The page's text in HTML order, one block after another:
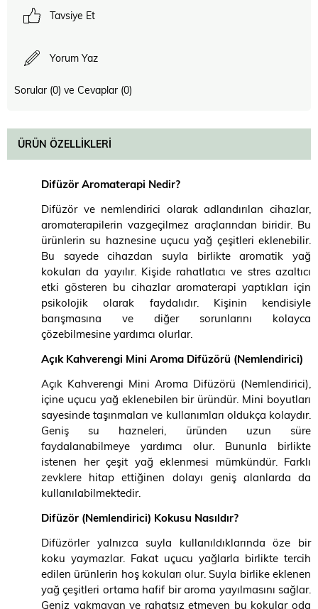
Tavsiye Et
Yorum Yaz
Sorular (0) ve Cevaplar (0)
ÜRÜN ÖZELLIKLERI
Difüzör Aromaterapi Nedir?
Difüzör ve nemlendirici olarak adlandırılan cihazlar,
aromaterapilerin vazgeçilmez araçlarından biridir. Bu
ürünlerin su haznesine uçucu yağ çeşitleri eklenebilir.
Bu sayede cihazdan suyla birlikte aromatik yağ
kokuları da yayılır. Kişide rahatlatıcı ve stres azaltıcı
etki gösteren bu cihazlar aromaterapi yaptıkları için
psikolojik olarak faydalıdır. Kişinin kendisiyle
barışmasına ve diğer sorunlarını kolayca
çözebilmesine yardımcı olurlar.
Açık Kahverengi Mini Aroma Difüzörü (Nemlendirici)
Açık Kahverengi Mini Aroma Difüzörü (Nemlendirici),
içine uçucu yağ eklenebilen bir üründür. Mini boyutları
sayesinde taşınmaları ve kullanımları oldukça kolaydır.
Geniş su hazneleri, üründen uzun süre
faydalanabilmeye yardımcı olur. Bununla birlikte
istenen her çeşit yağ eklenmesi mümkündür. Farklı
zevklere hitap ettiğinen dolayı geniş alanlarda da
kullanılabilmektedir.
Difüzör (Nemlendirici) Kokusu Nasıldır?
Difüzörler yalnızca suyla kullanıldıklarında öze bir
koku yaymazlar. Fakat uçucu yağlarla birlikte tercih
edilen ürünlerin hoş kokuları olur. Suyla birlike eklenen
yağ çeşitleri ortama hafif bir aroma yayılmasını sağlar.
Geniz yakmayan ve rahatsız etmeyen bu kokular oda